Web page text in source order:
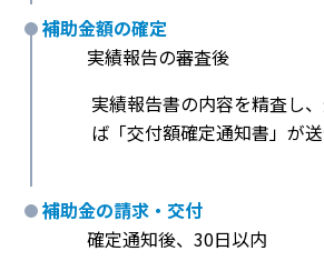
補助金額の確定
実績報告の審査後
実績報告書の内容を精査し
ば「交付額確定通知書」が送
補助金の請求・交付
確定通知後、30日以内